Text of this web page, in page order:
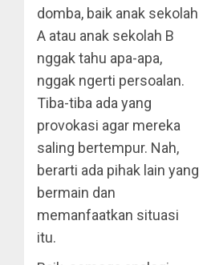
domba, baik anak sekolah
A atau anak sekolah B
nggak tahu apa-apa,
nggak ngerti persoalan.
Tiba-tiba ada yang
provokasi agar mereka
saling bertempur. Nah,
berarti ada pihak lain yang
bermain dan
memanfaatkan situasi
itu.